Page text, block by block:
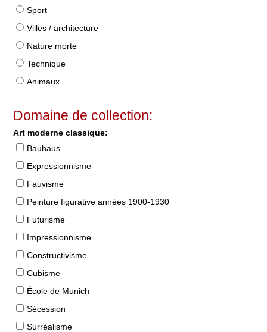
Sport
Villes / architecture
Nature morte
Technique
Animaux
Domaine de collection:
Art moderne classique:
Bauhaus
Expressionnisme
Fauvisme
Peinture figurative années 1900-1930
Futurisme
Impressionnisme
Constructivisme
Cubisme
École de Munich
Sécession
Surréalisme